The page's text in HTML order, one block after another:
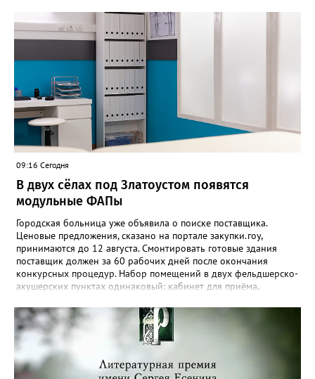
09:16 Сегодня
В двух сёлах под Златоустом появятся
модульные ФАПы
Городская больница уже объявила о поиске поставщика.
Ценовые предложения, сказано на портале закупки.гоу,
принимаются до 12 августа. Смонтировать готовые здания
поставщик должен за 60 рабочих дней после окончания
конкурсных процедур. Набор помещений в двух фельдшерско-
акушерских пунктах одинаковый: кабинет для приёма,
также комната для хранения лекарственных препаратов и
другие вспомогательные. В Веселовке новый ФАП
расположится на участке №58 по улице Ленина, в Кувашах –
на Советской, 79.